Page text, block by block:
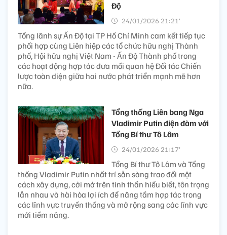
Độ
24/01/2026 21:21’
Tổng lãnh sự Ấn Độ tại TP Hồ Chí Minh cam kết tiếp tục
phối hợp cùng Liên hiệp các tổ chức hữu nghị Thành
phố, Hội hữu nghị Việt Nam - Ấn Độ Thành phố trong
các hoạt động hợp tác đưa mối quan hệ Đối tác Chiến
lược toàn diện giữa hai nước phát triển mạnh mẽ hơn
nữa.
Tổng thống Liên bang Nga
Vladimir Putin điện đàm với
Tổng Bí thư Tô Lâm
24/01/2026 21:17’
Tổng Bí thư Tô Lâm và Tổng
thống Vladimir Putin nhất trí sẵn sàng trao đổi một
cách xây dựng, cởi mở trên tinh thần hiểu biết, tôn trọng
lẫn nhau và hài hòa lợi ích để nâng tầm hợp tác trong
các lĩnh vực truyền thống và mở rộng sang các lĩnh vực
mới tiềm năng.